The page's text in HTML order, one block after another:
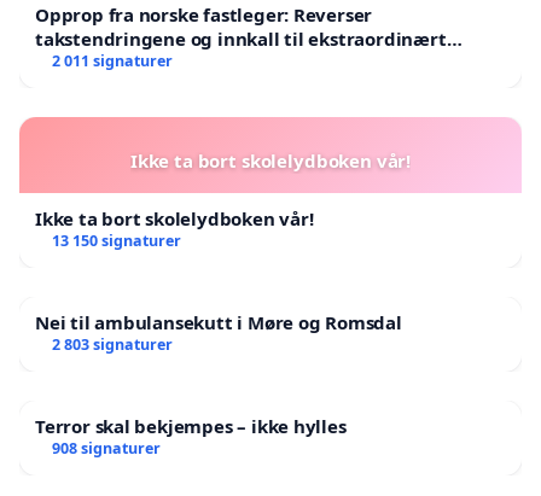
Opprop fra norske fastleger: Reverser
takstendringene og innkall til ekstraordinært
landsråd
2 011 signaturer
Ikke ta bort skolelydboken vår!
Ikke ta bort skolelydboken vår!
13 150 signaturer
Nei til ambulansekutt i Møre og Romsdal
2 803 signaturer
Terror skal bekjempes – ikke hylles
908 signaturer